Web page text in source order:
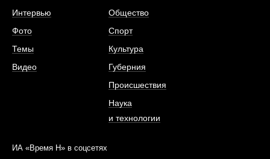
Интервью
Фото
Темы
Видео
Общество
Спорт
Культура
Губерния
Происшествия
Наука
и технологии
ИА «Время Н» в соцсетях